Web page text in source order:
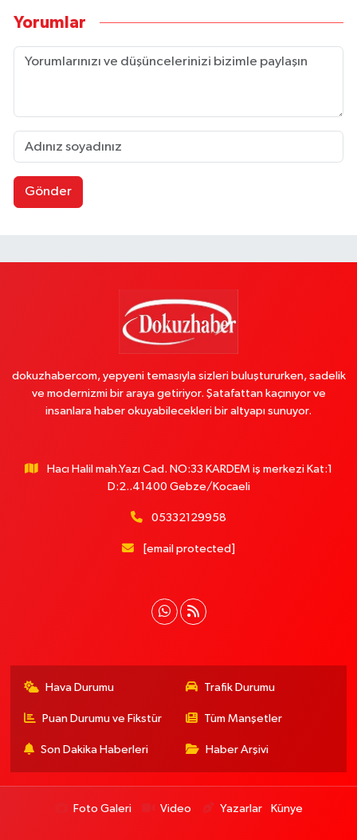
Yorumlar
Gönder
dokuzhabercom, yepyeni temasıyla sizleri buluştururken, sadelik
ve modernizmi bir araya getiriyor. Şatafattan kaçınıyor ve
insanlara haber okuyabilecekleri bir altyapı sunuyor.
Hacı Halil mah.Yazı Cad. NO:33 KARDEM iş merkezi Kat:1
D:2..41400 Gebze/Kocaeli
05332129958
[email protected]
Hava Durumu Trafik Durumu
Puan Durumu ve Fikstür Tüm Manşetler
Son Dakika Haberleri Haber Arşivi
Foto Galeri Video Yazarlar Künye